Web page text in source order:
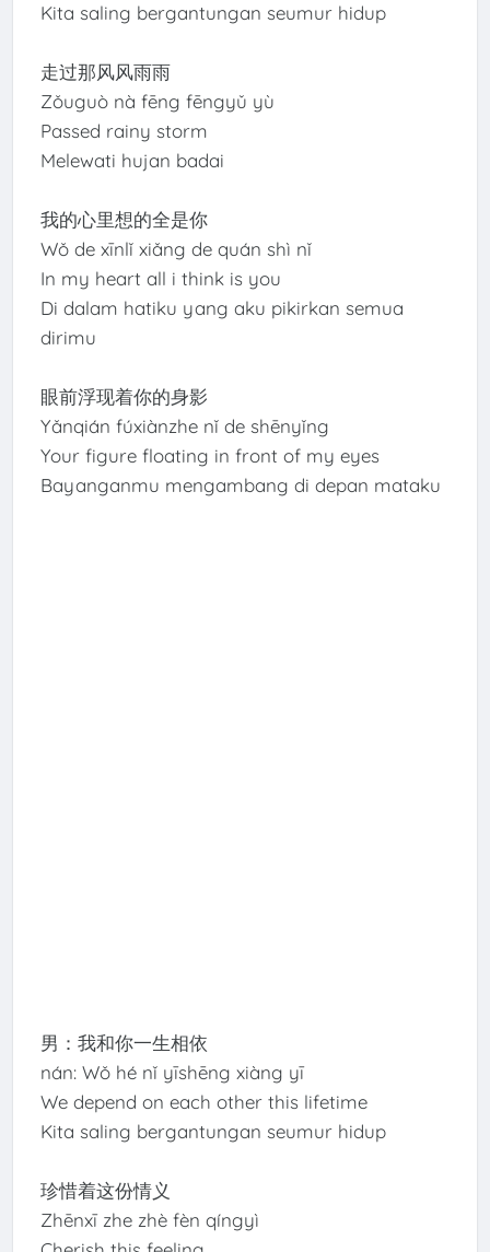
Kita saling bergantungan seumur hidup
走过那风风雨雨
Zǒuguò nà fēng fēngyǔ yù
Passed rainy storm
Melewati hujan badai
我的心里想的全是你
Wǒ de xīnlǐ xiǎng de quán shì nǐ
In my heart all i think is you
Di dalam hatiku yang aku pikirkan semua
dirimu
眼前浮现着你的身影
Yǎnqián fúxiànzhe nǐ de shēnyǐng
Your figure floating in front of my eyes
Bayanganmu mengambang di depan mataku
男：我和你一生相依
nán: Wǒ hé nǐ yīshēng xiàng yī
We depend on each other this lifetime
Kita saling bergantungan seumur hidup
珍惜着这份情义
Zhēnxī zhe zhè fèn qíngyì